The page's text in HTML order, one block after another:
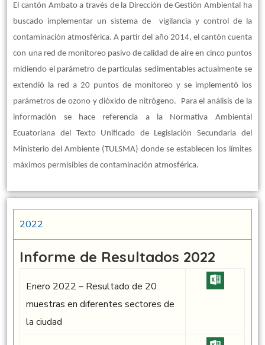
El cantón Ambato a través de la Dirección de Gestión Ambiental ha
buscado implementar un sistema de vigilancia y control de la
contaminación atmosférica. A partir del año 2014, el cantón cuenta
con una red de monitoreo pasivo de calidad de aire en cinco puntos
midiendo el parámetro de partículas sedimentables actualmente se
extendió la red a 20 puntos de monitoreo y se implementó los
parámetros de ozono y dióxido de nitrógeno. Para el análisis de la
información se hace referencia a la Normativa Ambiental
Ecuatoriana del Texto Unificado de Legislación Secundaria del
Ministerio del Ambiente (TULSMA) donde se establecen los límites
máximos permisibles de contaminación atmosférica.
2022
Informe de Resultados 2022
Enero 2022 – Resultado de 20
muestras en diferentes sectores de
la ciudad